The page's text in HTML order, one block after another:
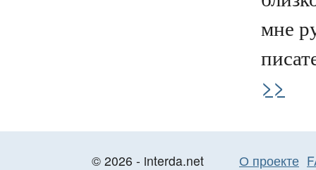
мне
>>
© 2026 - interda.net О проекте